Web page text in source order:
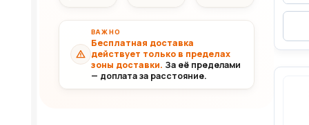
ВАЖНО
Бесплатная доставка
действует только в пределах
зоны доставки. За её пределами
— доплата за расстояние.